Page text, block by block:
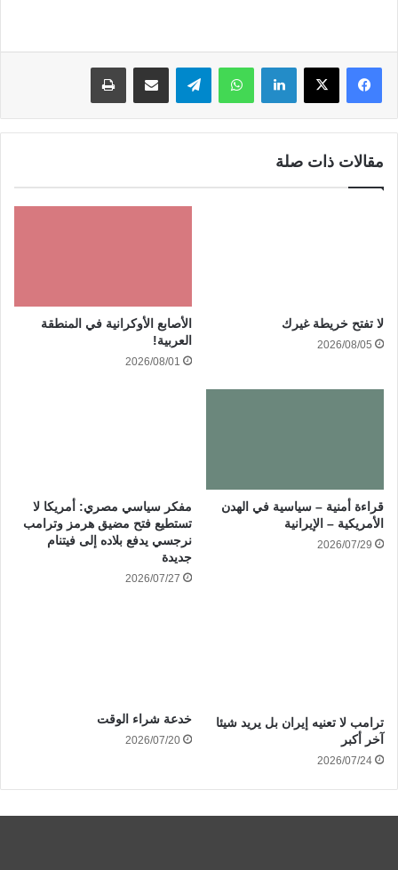
لينكدإن واتساب
مقالات ذات صلة
لا تفتح خريطة غيرك
2026/08/05
الأصابع الأوكرانية في المنطقة
العربية!
2026/08/01
قراءة أمنية – سياسية في الهدن
الأمريكية – الإيرانية
2026/07/29
مفكر سياسي مصري: أمريكا لا
تستطيع فتح مضيق هرمز وترامب
نرجسي يدفع بلاده إلى فيتنام
جديدة
2026/07/27
ترامب لا تعنيه إيران بل يريد شيئا
آخر أكبر
2026/07/24
خدعة شراء الوقت
2026/07/20